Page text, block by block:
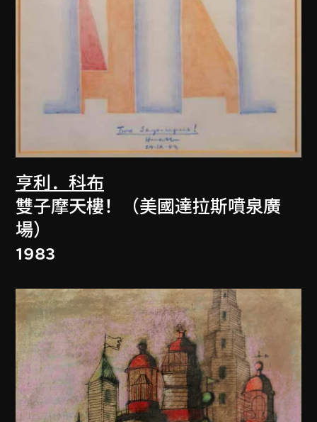
亨利．科布
雙子摩天樓！（美國達拉斯噴泉廣
場）
1983